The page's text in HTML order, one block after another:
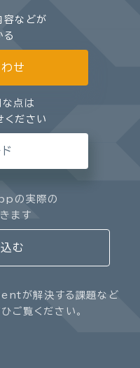
容などが
る
せ
な点は
ください
の実際の
ます
む
が解決する課題など
ご覧ください。